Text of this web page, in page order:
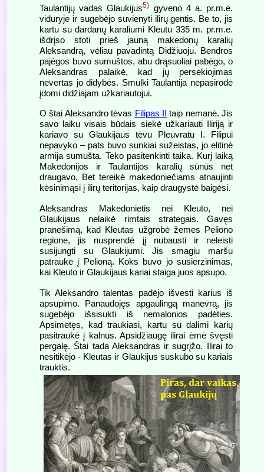
Taulantijų vadas Glaukijus5)
gyveno 4 a. pr.m.e.
viduryje ir sugebėjo suvienyti ilirų gentis. Be to, jis
kartu su dardanų karaliumi Kleutu 335 m. pr.m.e.
išdrįso stoti prieš jauną makedonų karalių
Aleksandrą, vėliau pavadintą Didžiuoju. Bendros
pajėgos buvo sumuštos, abu drąsuoliai pabėgo, o
Aleksandras palaikė, kad jų persekiojimas
nevertas jo didybės. Smulki Taulantija nepasirodė
įdomi didžiajam užkariautojui.
O štai Aleksandro tėvas Filipas II
taip nemanė. Jis
savo laiku visais būdais siekė užkariauti Iliriją ir
kariavo su Glaukijaus tėvu Pleuvratu I. Filipui
nepavyko – pats buvo sunkiai sužeistas, jo elitinė
armija sumušta. Teko pasitenkinti taika. Kurį laiką
Makedonijos ir Taulantijos karalių sūnūs net
draugavo. Bet tereikė makedoniečiams atnaujinti
kėsinimąsi į ilirų teritorijas, kaip draugystė baigėsi.
Aleksandras Makedonietis nei Kleuto, nei
Glaukijaus nelaikė rimtais strategais. Gavęs
pranešimą, kad Kleutas užgrobė žemes Peliono
regione, jis nusprendė jį nubausti ir neleisti
susijungti su Glaukijumi. Jis smagiu maršu
patraukė į Pelioną. Koks buvo jo susierzinimas,
kai Kleuto ir Glaukijaus kariai staiga juos apsupo.
Tik Aleksandro talentas padėjo išvesti karius iš
apsupimo. Panaudojęs apgaulingą manevrą, jis
sugebėjo išsisukti iš nemalonios padėties.
Apsimetęs, kad traukiasi, kartu su dalimi karių
pasitraukė į kalnus. Apsidžiaugę ilirai ėmė švęsti
pergalę. Štai tada Aleksandras ir sugrįžo. Ilirai to
nesitikėjo - Kleutas ir Glaukijus suskubo su kariais
trauktis.